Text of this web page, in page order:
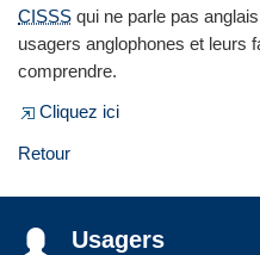
CISSS qui ne parle pas
usagers anglophones et leurs
comprendre.
Cliquez ici
Retour
Usagers